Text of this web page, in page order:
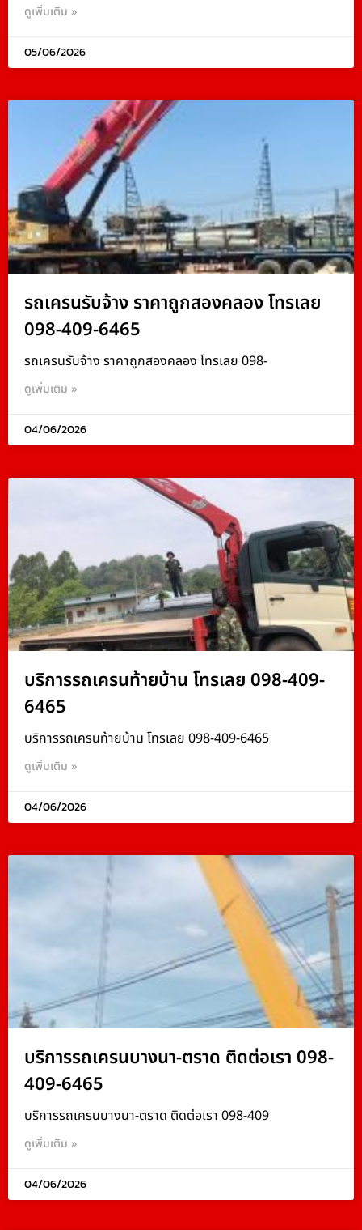
ดูเพิ่มเติม »
05/06/2026
รถเครนรับจ้าง ราคาถูกสองคลอง โทรเลย
098-409-6465
รถเครนรับจ้าง ราคาถูกสองคลอง โทรเลย 098-
ดูเพิ่มเติม »
04/06/2026
บริการรถเครนท้ายบ้าน โทรเลย 098-409-
6465
บริการรถเครนท้ายบ้าน โทรเลย 098-409-6465
ดูเพิ่มเติม »
04/06/2026
บริการรถเครนบางนา-ตราด ติดต่อเรา 098-
409-6465
บริการรถเครนบางนา-ตราด ติดต่อเรา 098-409
ดูเพิ่มเติม »
04/06/2026